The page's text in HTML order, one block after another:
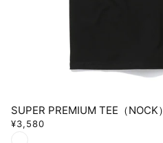
SUPER PREMIUM TEE（NOCK）
¥3,580